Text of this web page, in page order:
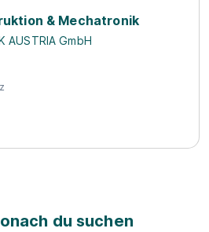
& Mechatronik
AUSTRIA GmbH
du suchen